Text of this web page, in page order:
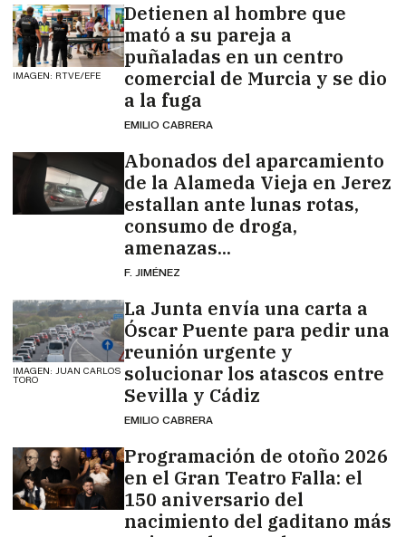
IMAGEN: RTVE/EFE
Detienen al hombre que
mató a su pareja a
puñaladas en un centro
comercial de Murcia y se dio
a la fuga
EMILIO CABRERA
Abonados del aparcamiento
de la Alameda Vieja en Jerez
estallan ante lunas rotas,
consumo de droga,
amenazas...
F. JIMÉNEZ
IMAGEN: JUAN CARLOS
TORO
La Junta envía una carta a
Óscar Puente para pedir una
reunión urgente y
solucionar los atascos entre
Sevilla y Cádiz
EMILIO CABRERA
Programación de otoño 2026
en el Gran Teatro Falla: el
150 aniversario del
nacimiento del gaditano más